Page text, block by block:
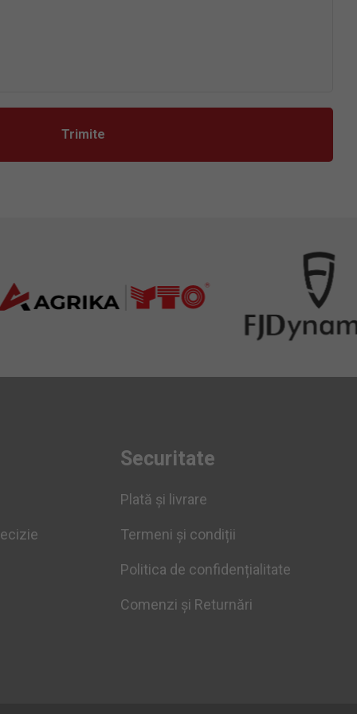
Securitate
Plată și livrare
Termeni și condiții
Politica de confidențialitate
Comenzi și Returnări